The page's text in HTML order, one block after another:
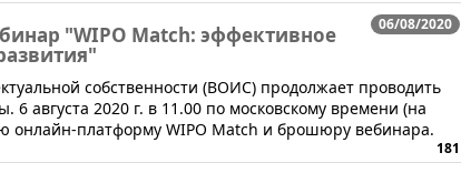
06/08/2020
"WIPO Match: эффективное
собственности (ВОИС) продолжает проводить
6 августа 2020 г. в 11.00 по московскому времени (на
онлайн-платформу WIPO Match и брошюру вебинара.
181